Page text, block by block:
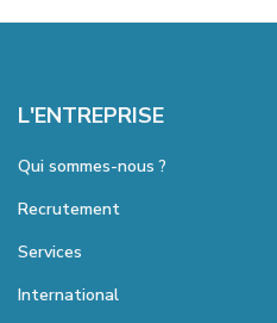
L'ENTREPRISE
Qui sommes-nous ?
Recrutement
Services
International